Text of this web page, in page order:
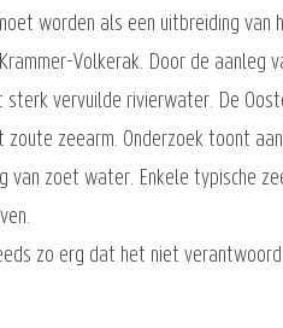
worden als een uitbreiding
Volkerak. Door de aanleg
vervuilde rivierwater. De
zeearm. Onderzoek toont
zoet water. Enkele typische
zo erg dat het niet